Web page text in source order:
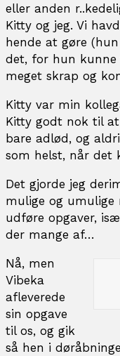
eller anden
Kitty og jeg. Vi
hende at gøre
det, for hun
meget skrap og
Kitty var min
Kitty godt nok til
bare adlød, og
som helst, når det
Det gjorde jeg
mulige og
udføre opgaver,
der mange af…
Nå, men
Vibeka
afleverede
sin opgave
til os, og gik
så hen i